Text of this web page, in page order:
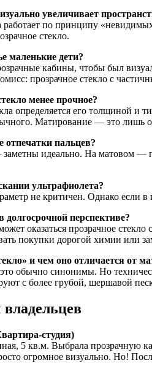
увеличивает
по принципу
стекло.
маленькие дети?
кабины, чтобы был
прозрачное стекло с
менее прочное?
определяется его толщиной и
Матирование — это лишь
отпечатки пальцев?
идеально. На матовом —
ультрафиолета?
не критичен. Однако если в
перспективе?
оказаться прозрачное
покупки дорогой химии или
и чем оно отличается от
обычно синонимы. Но
с более грубой, шершавой
студия)
5 кв.м. Выбрала прозрачную
огромное визуально. Но!